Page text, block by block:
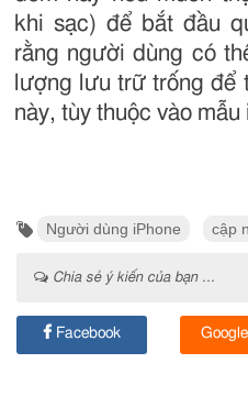
khi sạc) để bắt đầu
rằng người dùng có
lượng lưu trữ trống để
này, tùy thuộc vào
Người dùng iPhone cập
Chia sẻ ý kiến của bạn ...
Facebook